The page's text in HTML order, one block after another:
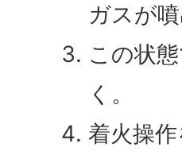
ガスが
この状
く。
着火操